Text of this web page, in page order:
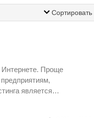
Сортировать
Интернете. Проще